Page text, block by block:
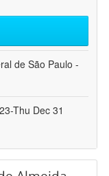
de São Paulo -
Thu Dec 31